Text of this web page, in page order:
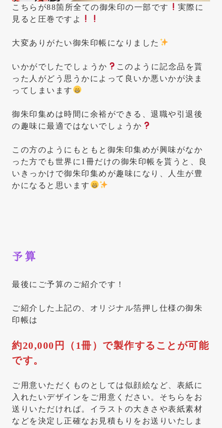
こちらが88箇所全ての御朱印の一部です
実際に
見ると圧巻ですよ
大変ありがたい御朱印帳になりました
いかがでしたでしょうか
このように記念品を貰
った人がどう思うかによって良いか悪いかが決ま
ってしまいます
御朱印集めは時間に余裕ができる、退職や引退後
の趣味に最適ではないでしょうか
この方のようにもともと御朱印集めが興味がなか
った方でも世界に1冊だけの御朱印帳を貰うと、良
いきっかけで御朱印集めが趣味になり、人生が豊
かになると思います
予算
最後にご予算のご紹介です！
ご紹介した上記の、オリジナル箔押し仕様の御朱
印帳は
約20,000円（1冊）で製作することが可能
です。
ご用意いただくものとしては似顔絵など、表紙に
入れたいデザインをご用意ください。そちらをお
送りいただければ。イラストの大きさや表紙素材
などを決定し正確なお見積もりをお送りいたしま